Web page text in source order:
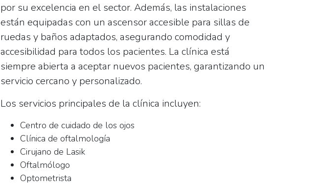
por su excelencia en el sector. Además, las instalaciones
están equipadas con un ascensor accesible para sillas de
ruedas y baños adaptados, asegurando comodidad y
accesibilidad para todos los pacientes. La clínica está
siempre abierta a aceptar nuevos pacientes, garantizando un
servicio cercano y personalizado.
Los servicios principales de la clínica incluyen:
Centro de cuidado de los ojos
Clínica de oftalmología
Cirujano de Lasik
Oftalmólogo
Optometrista